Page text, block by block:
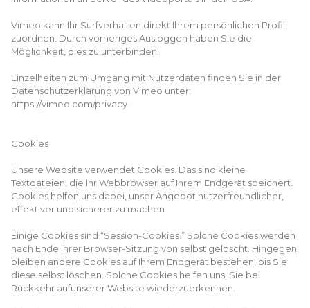
Vimeo kann Ihr Surfverhalten direkt Ihrem persönlichen Profil
zuordnen. Durch vorheriges Ausloggen haben Sie die
Möglichkeit, dies zu unterbinden.
Einzelheiten zum Umgang mit Nutzerdaten finden Sie in der
Datenschutzerklärung von Vimeo unter:
https://vimeo.com/privacy.
Cookies
Unsere Website verwendet Cookies. Das sind kleine
Textdateien, die Ihr Webbrowser auf Ihrem Endgerät speichert.
Cookies helfen uns dabei, unser Angebot nutzerfreundlicher,
effektiver und sicherer zu machen.
Einige Cookies sind “Session-Cookies.” Solche Cookies werden
nach Ende Ihrer Browser-Sitzung von selbst gelöscht. Hingegen
bleiben andere Cookies auf Ihrem Endgerät bestehen, bis Sie
diese selbst löschen. Solche Cookies helfen uns, Sie bei
Rückkehr aufunserer Website wiederzuerkennen.